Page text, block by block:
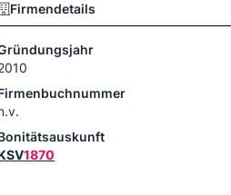
Firmendetails
1870